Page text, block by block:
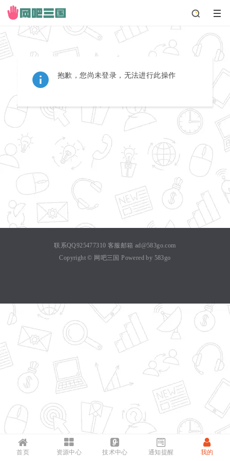
抱歉，您尚未登录，无法进行此操作
首页 资源中心 技术中心 通知提醒 我的
联系QQ925477310 客服邮箱 ad@583go.com
Copyright © 网吧三国 Powered by 583go